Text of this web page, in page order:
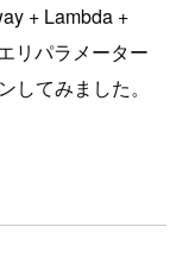
+ Lambda +
リパラメーター
してみました。